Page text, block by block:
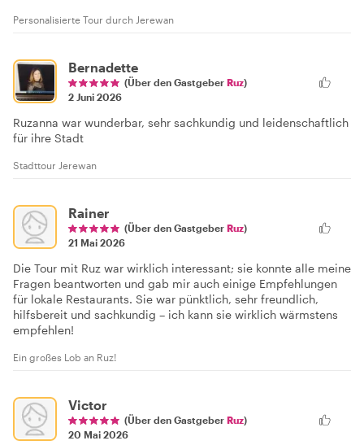
Personalisierte Tour durch Jerewan
Bernadette
(Über den Gastgeber Ruz)
2 Juni 2026
Ruzanna war wunderbar, sehr sachkundig und leidenschaftlich
für ihre Stadt
Stadttour Jerewan
Rainer
(Über den Gastgeber Ruz)
21 Mai 2026
Die Tour mit Ruz war wirklich interessant; sie konnte alle meine
Fragen beantworten und gab mir auch einige Empfehlungen
für lokale Restaurants. Sie war pünktlich, sehr freundlich,
hilfsbereit und sachkundig – ich kann sie wirklich wärmstens
empfehlen!
Ein großes Lob an Ruz!
Victor
(Über den Gastgeber Ruz)
20 Mai 2026